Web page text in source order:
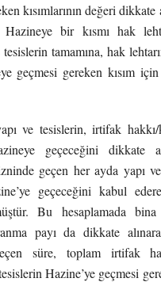
kısımlarının değeri dikkate
Hazineye bir kısmı hak
tamamına, hak
geçmesi gereken kısım
ve tesislerin, irtifak
geçeceğini dikkate
geçen her ayda yapı
geçeceğini kabul
Bu hesaplamada
payı da dikkate
süre, toplam irtifak
Hazine’ye geçmesi